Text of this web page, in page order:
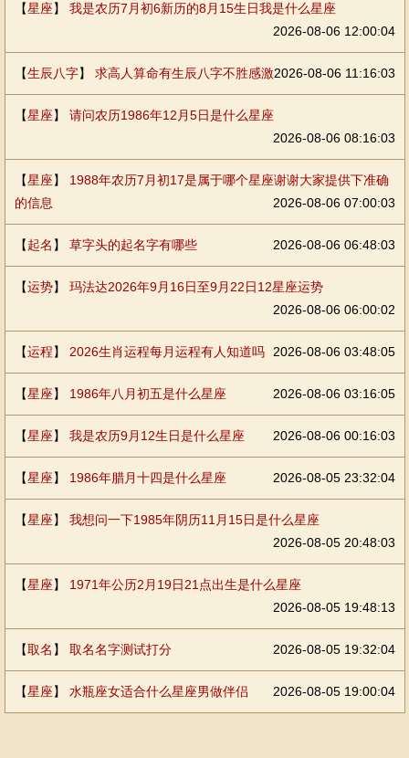
【星座】 我是农历7月初6新历的8月15生日我是什么星座
2026-08-06 12:00:04
【生辰八字】 求高人算命有生辰八字不胜感激2026-08-06 11:16:03
【星座】 请问农历1986年12月5日是什么星座
2026-08-06 08:16:03
【星座】 1988年农历7月初17是属于哪个星座谢谢大家提供下准确
的信息
2026-08-06 07:00:03
【起名 】 草字头的起名字有哪些 2026-08-06 06:48:03
【运势】 玛法达2026年9月16日至9月22日12星座运势
2026-08-06 06:00:02
【运程】 2026生肖运程每月运程有人知道吗 2026-08-06 03:48:05
【星座】 1986年八月初五是什么星座 2026-08-06 03:16:05
【星座】 我是农历9月12生日是什么星座 2026-08-06 00:16:03
【星座】 1986年腊月十四是什么星座 2026-08-05 23:32:04
【星座】 我想问一下1985年阴历11月15日是什么星座
2026-08-05 20:48:03
【星座】 1971年公历2月19日21点出生是什么星座
2026-08-05 19:48:13
【取名 】 取名名字测试打分 2026-08-05 19:32:04
【星座】 水瓶座女适合什么星座男做伴侣 2026-08-05 19:00:04